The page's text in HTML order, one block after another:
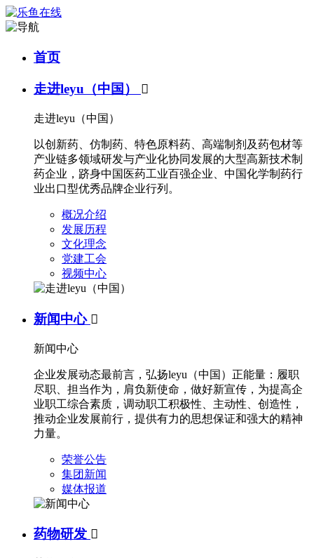
首页
走进leyu（中国） 
走进leyu（中国）
以创新药、仿制药、特色原料药、高端制剂及药包材等
产业链多领域研发与产业化协同发展的大型高新技术制
药企业，跻身中国医药工业百强企业、中国化学制药行
业出口型优秀品牌企业行列。
概况介绍
发展历程
文化理念
党建工会
视频中心
新闻中心 
新闻中心
企业发展动态最前言，弘扬leyu（中国）正能量：履职
尽职、担当作为，肩负新使命，做好新宣传，为提高企
业职工综合素质，调动职工积极性、主动性、创造性，
推动企业发展前行，提供有力的思想保证和强大的精神
力量。
荣誉公告
集团新闻
媒体报道
药物研发 